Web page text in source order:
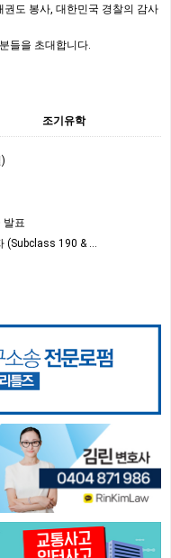
도 봉사, 대한민국 경찰의 감사
들을 초대합니다.
조기유학
발표
(Subclass 190 & …